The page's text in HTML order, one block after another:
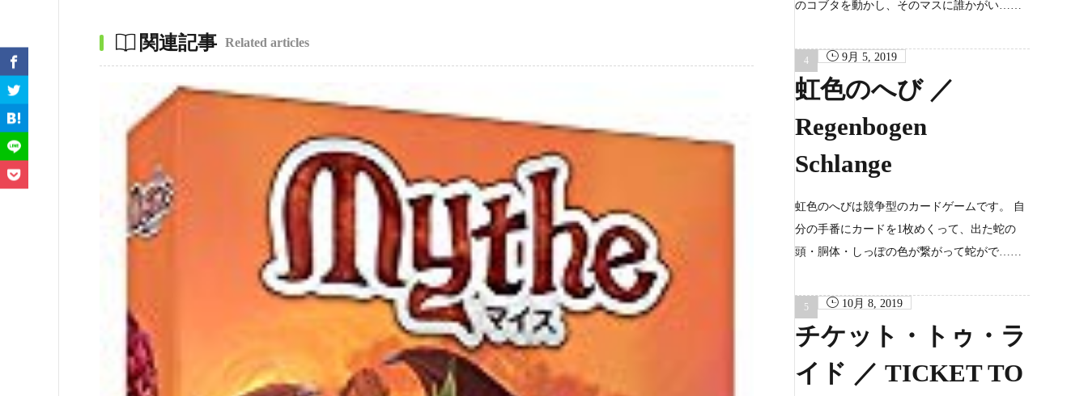
関連記事 Related articles
のコブタを動かし、そのマスに誰かがい……
9月 5, 2019
虹色のへび ／
Regenbogen
Schlange
虹色のへびは競争型のカードゲームです。 自
分の手番にカードを1枚めくって、出た蛇の
頭・胴体・しっぽの色が繋がって蛇がで……
10月 8, 2019
チケット・トゥ・ラ
イド ／ TICKET TO